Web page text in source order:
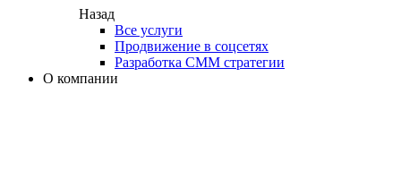
Назад
Все услуги
Продвижение в соцсетях
Разработка СММ стратегии
О компании